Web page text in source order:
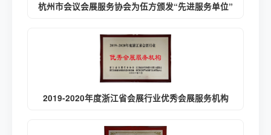
杭州市会议会展服务协会为伍方颁发“先进服务单位”
2019-2020年度浙江省会展行业优秀会展服务机构